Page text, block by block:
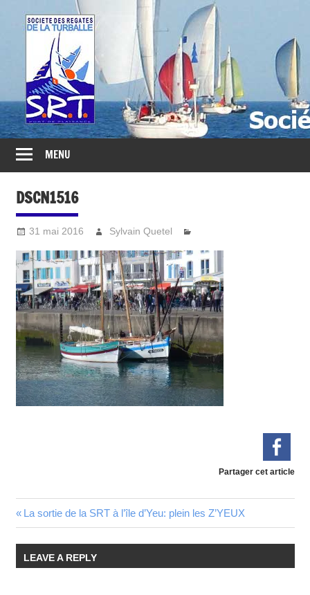
Société
des
Régates
Turballaises
MENU
DSCN1516
31 mai 2016 Sylvain Quetel
Partager cet article
La sortie de la SRT à l’île d’Yeu: plein les Z’YEUX
LEAVE A REPLY